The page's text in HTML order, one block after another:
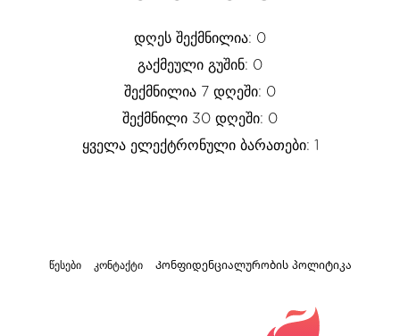
დღეს შექმნილია: 0
გაქმეული გუშინ: 0
შექმნილია 7 დღეში: 0
შექმნილი 30 დღეში: 0
ყველა ელექტრონული ბარათები: 1
წესები კონტაქტი Კონფიდენციალურობის პოლიტიკა